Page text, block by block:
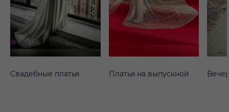
Свадебные платья Платья на выпускной